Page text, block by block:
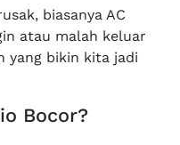
biasanya AC
atau malah keluar
yang bikin kita jadi
Bocor?